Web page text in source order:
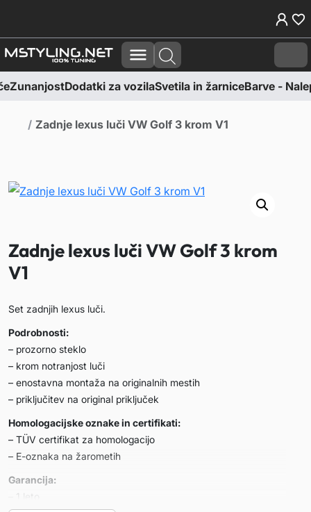
Cart
ZunanjostDodatki za vozilaSvetila in žarniceBarve -
Domov
Zadnje lexus luči VW Golf 3 krom V1
Zadnje lexus luči VW Golf 3 krom
V1
Set zadnjih lexus luči.
Podrobnosti:
– prozorno steklo
– krom notranjost luči
– enostavna montaža na originalnih mestih
– priključitev na original priključek
Homologacijske oznake in certifikati:
– TÜV certifikat za homologacijo
– E-oznaka na žarometih
Garancija:
– 1 leto